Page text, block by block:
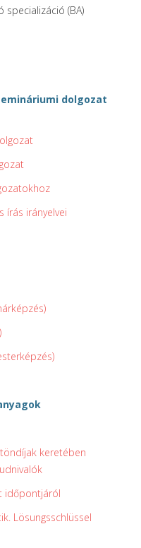
specializáció (BA)
dolgozat
írás irányelvei
keretében
időpontjáról
Lösungsschlüssel